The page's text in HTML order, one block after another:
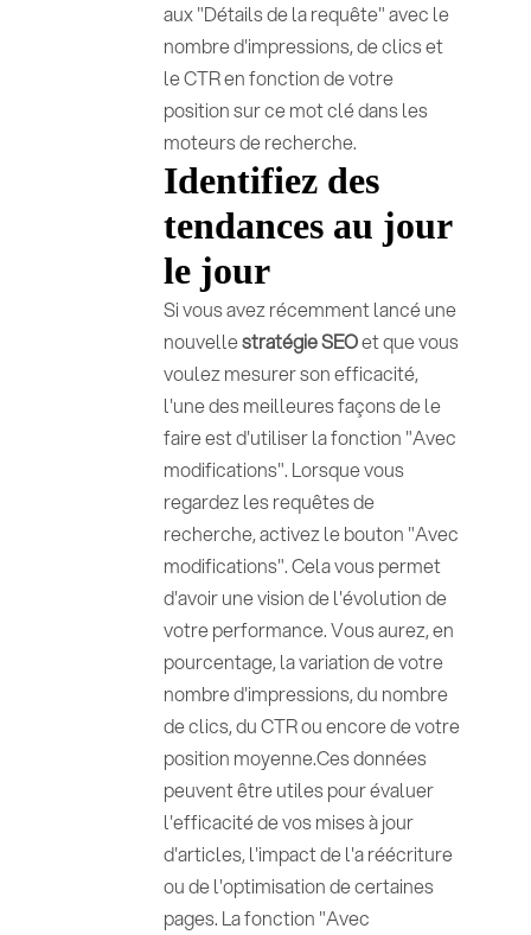
aux "Détails de la requête" avec le
nombre d'impressions, de clics et
le CTR en fonction de votre
position sur ce mot clé dans les
moteurs de recherche.
Identifiez des
tendances au jour
le jour
Si vous avez récemment lancé une
nouvellestratégie SEOet que vous
voulez mesurer son efficacité,
l'une des meilleures façons de le
faire est d'utiliser la fonction "Avec
modifications". Lorsque vous
regardez les requêtes de
recherche, activez le bouton "Avec
modifications". Cela vous permet
d'avoir une vision de l'évolution de
votre performance. Vous aurez, en
pourcentage, la variation de votre
nombre d'impressions, du nombre
de clics, du CTR ou encore de votre
position moyenne.Ces données
peuvent être utiles pour évaluer
l'efficacité de vos mises à jour
d'articles, l'impact de l'a réécriture
ou de l'optimisation de certaines
pages. La fonction "Avec